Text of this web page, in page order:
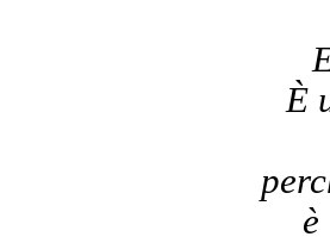
È